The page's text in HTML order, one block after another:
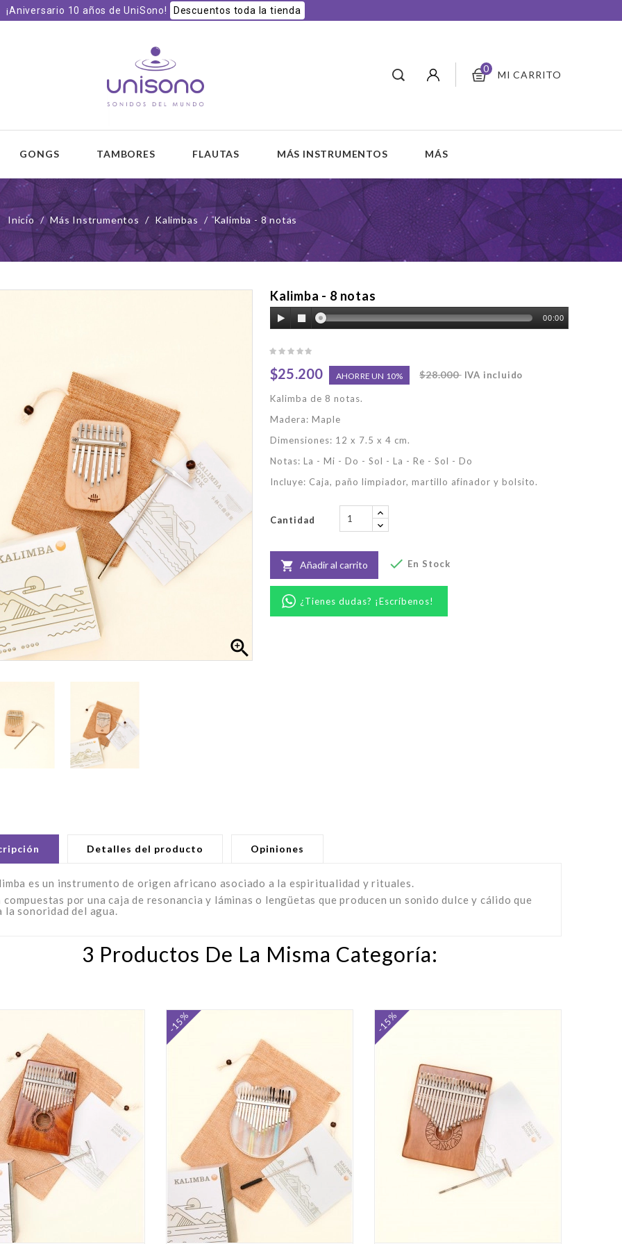
¡Aniversario 10 años de UniSono! Descuentos toda la tienda
MI CARRITO
0
GONGS TAMBORES FLAUTAS MÁS INSTRUMENTOS MÁS
Inicio Más Instrumentos Kalimbas Kalimba - 8 notas

Kalimba - 8 notas
00:00
$25.200 AHORRE UN 10% $28.000 IVA incluido
Kalimba de 8 notas.
Madera: Maple
Dimensiones: 12 x 7.5 x 4 cm.
Notas: La - Mi - Do - Sol - La - Re - Sol - Do
Incluye: Caja, paño limpiador, martillo afinador y bolsito.
Cantidad
 Añadir al carrito  En Stock
¿Tienes dudas? ¡Escríbenos!
Detalles del producto Opiniones
es un instrumento de origen africano asociado a la espiritualidad y rituales.
compuestas por una caja de resonancia y láminas o lengüetas que producen un sonido dulce y cálido que
la sonoridad del agua.
3 Productos De La Misma Categoría:
-15% -15%